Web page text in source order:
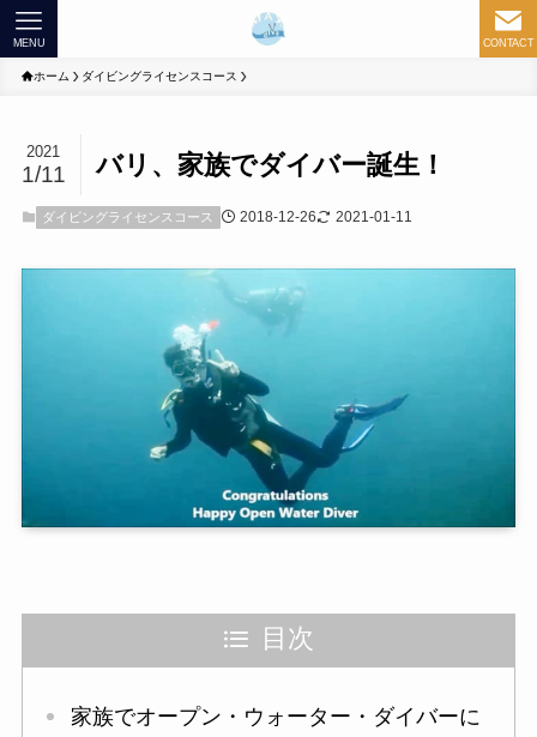
CONTACT
MENU
ホーム ダイビングライセンスコース
バリ、家族でダイバー誕生！
2021
1/11
ダイビングライセンスコース 2018-12-26 2021-01-11
目次
家族でオープン・ウォーター・ダイバーに